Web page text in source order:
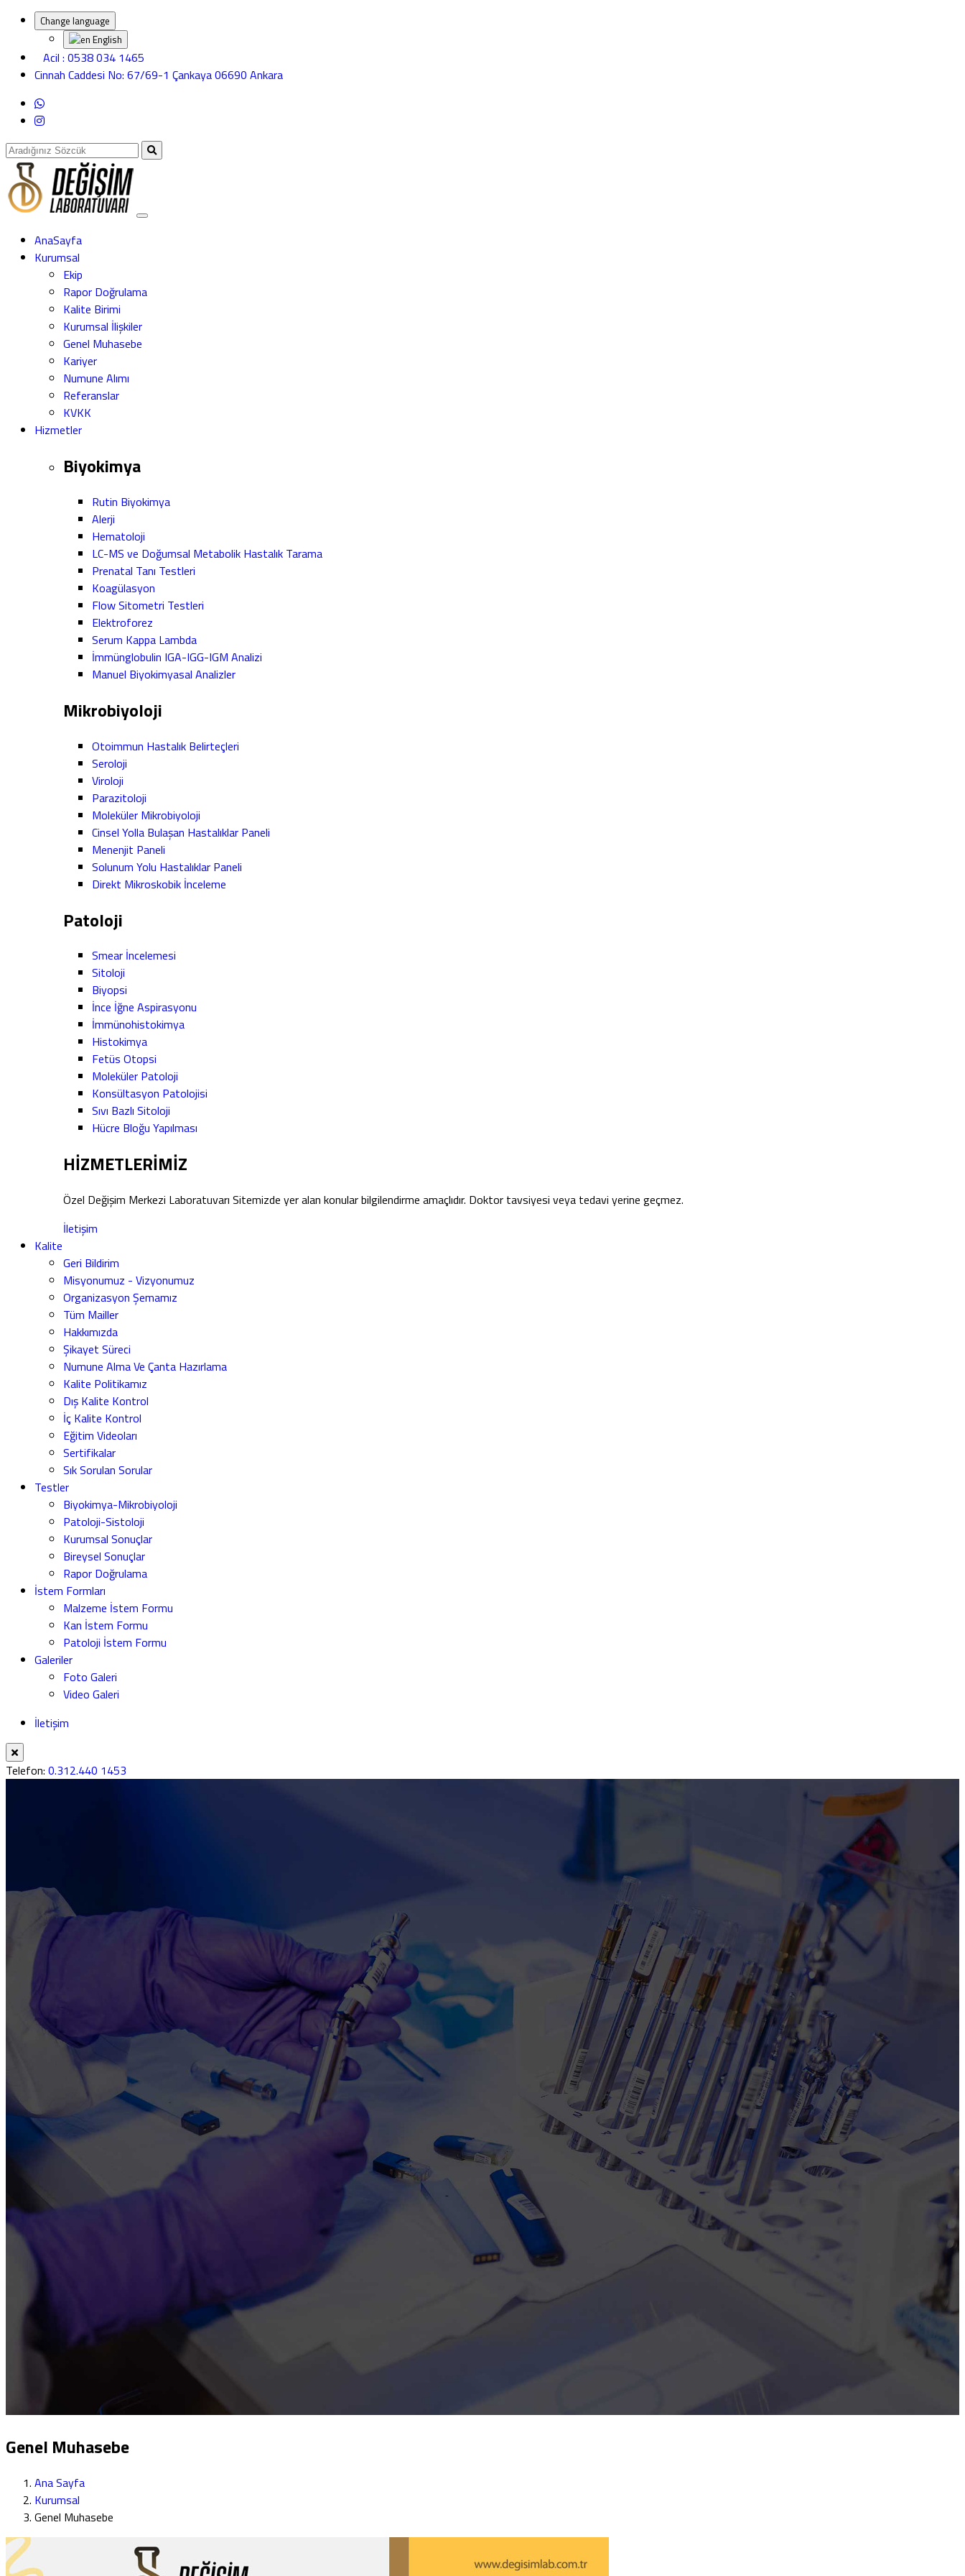
Change language
English
Acil : 0538 034 1465
Cinnah Caddesi No: 67/69-1 Çankaya 06690 Ankara
AnaSayfa
Kurumsal
Ekip
Rapor Doğrulama
Kalite Birimi
Kurumsal İlişkiler
Genel Muhasebe
Kariyer
Numune Alımı
Referanslar
KVKK
Hizmetler
Biyokimya
Rutin Biyokimya
Alerji
Hematoloji
LC-MS ve Doğumsal Metabolik Hastalık Tarama
Prenatal Tanı Testleri
Koagülasyon
Flow Sitometri Testleri
Elektroforez
Serum Kappa Lambda
İmmünglobulin IGA-IGG-IGM Analizi
Manuel Biyokimyasal Analizler
Mikrobiyoloji
Otoimmun Hastalık Belirteçleri
Seroloji
Viroloji
Parazitoloji
Moleküler Mikrobiyoloji
Cinsel Yolla Bulaşan Hastalıklar Paneli
Menenjit Paneli
Solunum Yolu Hastalıklar Paneli
Direkt Mikroskobik İnceleme
Patoloji
Smear İncelemesi
Sitoloji
Biyopsi
İnce İğne Aspirasyonu
İmmünohistokimya
Histokimya
Fetüs Otopsi
Moleküler Patoloji
Konsültasyon Patolojisi
Sıvı Bazlı Sitoloji
Hücre Bloğu Yapılması
HİZMETLERİMİZ
Özel Değişim Merkezi Laboratuvarı Sitemizde yer alan konular bilgilendirme amaçlıdır. Doktor tavsiyesi veya tedavi yerine geçmez.
İletişim
Kalite
Geri Bildirim
Misyonumuz - Vizyonumuz
Organizasyon Şemamız
Tüm Mailler
Hakkımızda
Şikayet Süreci
Numune Alma Ve Çanta Hazırlama
Kalite Politikamız
Dış Kalite Kontrol
İç Kalite Kontrol
Eğitim Videoları
Sertifikalar
Sık Sorulan Sorular
Testler
Biyokimya-Mikrobiyoloji
Patoloji-Sistoloji
Kurumsal Sonuçlar
Bireysel Sonuçlar
Rapor Doğrulama
İstem Formları
Malzeme İstem Formu
Kan İstem Formu
Patoloji İstem Formu
Galeriler
Foto Galeri
Video Galeri
İletişim
Telefon: 0.312.440 1453
Genel Muhasebe
Ana Sayfa
Kurumsal
Genel Muhasebe